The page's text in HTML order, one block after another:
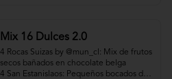
4 Bocados de manjar duro
SI NECESITAS MÁS DE 10 UNIDADES
escríbenos por WhatsApp o Instagram
para confirmar stock (nuestros productos
Mix 16 Dulces 2.0
4 Rocas Suizas by @mun_cl: Mix de frutos
secos bañados en chocolate belga
4 San Estanislaos: Pequeños bocados de